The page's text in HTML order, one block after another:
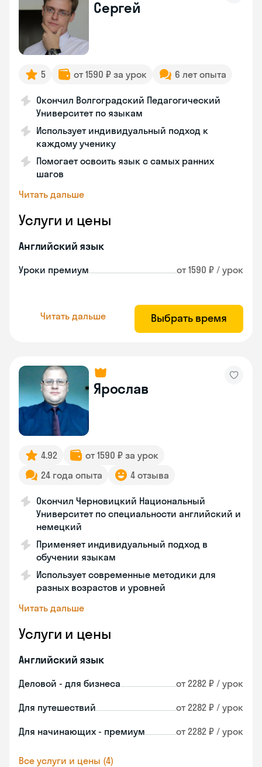
Сергей
5 от 1590 ₽ за урок 6 лет опыта
Окончил Волгоградский Педагогический
Университет по языкам
Использует индивидуальный подход к
каждому ученику
Помогает освоить язык с самых ранних
шагов
Читать дальше
Услуги и цены
Английский язык
Уроки премиум от 1590 ₽ / урок
Читать дальше Выбрать время
Ярослав
4.92
от 1590 ₽ за урок
24 года опыта
4 отзыва
Окончил Черновицкий Национальный
Университет по специальности английский и
немецкий
Применяет индивидуальный подход в
обучении языкам
Использует современные методики для
разных возрастов и уровней
Читать дальше
Услуги и цены
Английский язык
Деловой - для бизнеса от 2282 ₽ / урок
Для путешествий от 2282 ₽ / урок
Для начинающих - премиум от 2282 ₽ / урок
Все услуги и цены (4)